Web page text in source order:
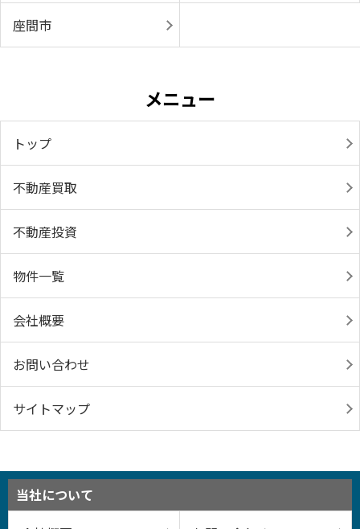
座間市
メニュー
トップ
不動産買取
不動産投資
物件一覧
会社概要
お問い合わせ
サイトマップ
当社について